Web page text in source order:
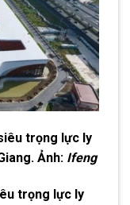
trọng lực ly
Ảnh: Ifeng
trọng lực ly